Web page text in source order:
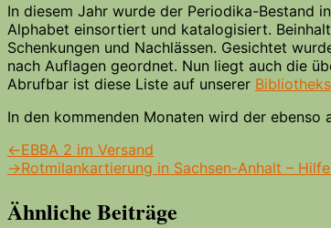
In diesem Jahr wurde der Periodika-Bestand
Alphabet einsortiert und katalogisiert.
Schenkungen und Nachlässen. Gesichtet
nach Auflagen geordnet. Nun liegt auch die
Abrufbar ist diese Liste auf unserer
In den kommenden Monaten wird der
Beitrags-
←Vorheriger
Beitrag:
EBBA 2 im Versand
→Nächster
Rotmilankartierung in Sachsen-Anhalt –
Ähnliche Beiträge